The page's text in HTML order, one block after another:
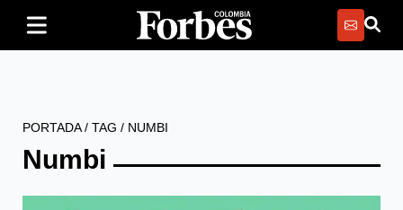
PORTADA/ TAG / NUMBI
Numbi